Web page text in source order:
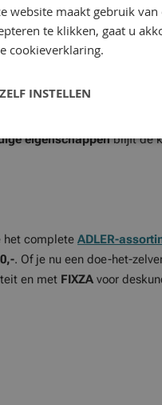
met water
houtstructuur en geeft een
eigenschappenblijft de
het complete ADLER-
. Of je nu een doe-het-
en met FIXZA voor
website maakt gebruik
te klikken, gaat u
cookieverklaring.
ZELF INSTELLEN